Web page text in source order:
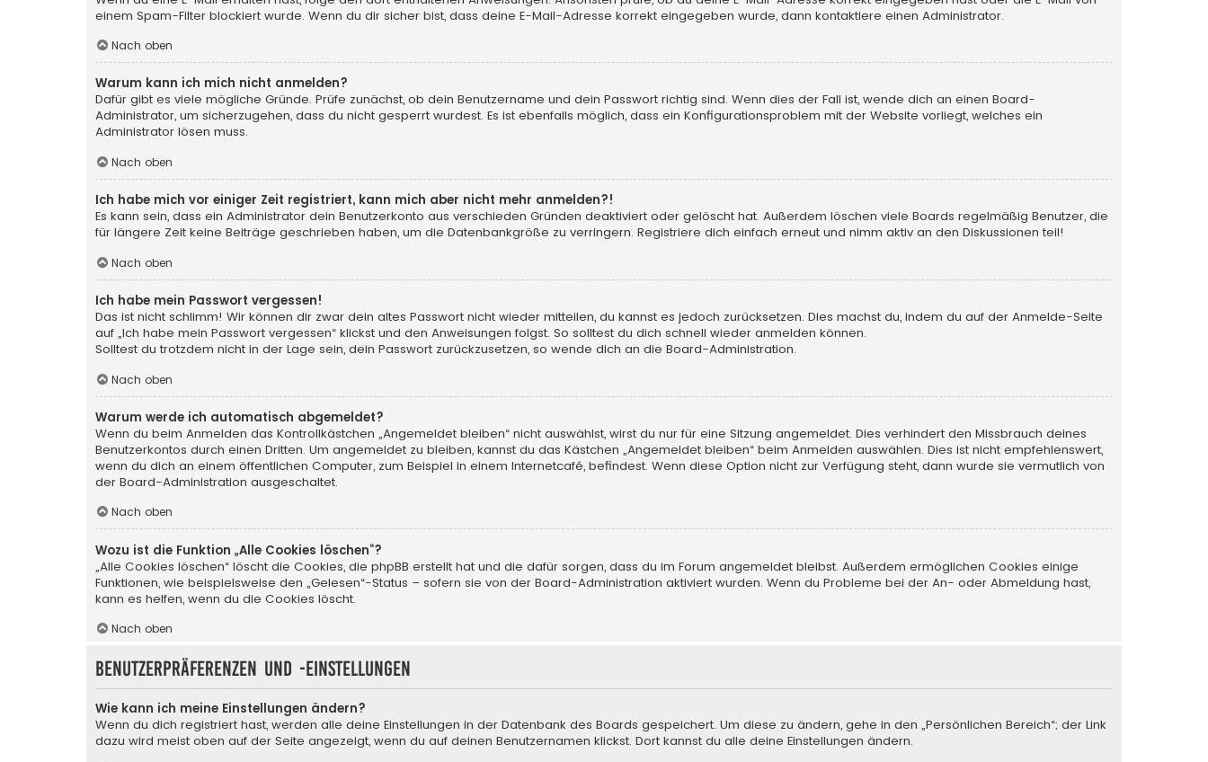
einem Spam-Filter blockiert wurde. Wenn du dir sicher bist, dass deine E-Mail-Adresse korrekt eingegeben wurde, dann kontaktiere einen Administrator.
Nach oben
Warum kann ich mich nicht anmelden?
Dafür gibt es viele mögliche Gründe. Prüfe zunächst, ob dein Benutzername und dein Passwort richtig sind. Wenn dies der Fall ist, wende dich an einen Board-
Administrator, um sicherzugehen, dass du nicht gesperrt wurdest. Es ist ebenfalls möglich, dass ein Konfigurationsproblem mit der Website vorliegt, welches ein
Administrator lösen muss.
Nach oben
Ich habe mich vor einiger Zeit registriert, kann mich aber nicht mehr anmelden?!
Es kann sein, dass ein Administrator dein Benutzerkonto aus verschieden Gründen deaktiviert oder gelöscht hat. Außerdem löschen viele Boards regelmäßig Benutzer, die
für längere Zeit keine Beiträge geschrieben haben, um die Datenbankgröße zu verringern. Registriere dich einfach erneut und nimm aktiv an den Diskussionen teil!
Nach oben
Ich habe mein Passwort vergessen!
Das ist nicht schlimm! Wir können dir zwar dein altes Passwort nicht wieder mitteilen, du kannst es jedoch zurücksetzen. Dies machst du, indem du auf der Anmelde-Seite
auf „Ich habe mein Passwort vergessen“ klickst und den Anweisungen folgst. So solltest du dich schnell wieder anmelden können.
Solltest du trotzdem nicht in der Lage sein, dein Passwort zurückzusetzen, so wende dich an die Board-Administration.
Nach oben
Warum werde ich automatisch abgemeldet?
Wenn du beim Anmelden das Kontrollkästchen „Angemeldet bleiben“ nicht auswählst, wirst du nur für eine Sitzung angemeldet. Dies verhindert den Missbrauch deines
Benutzerkontos durch einen Dritten. Um angemeldet zu bleiben, kannst du das Kästchen „Angemeldet bleiben“ beim Anmelden auswählen. Dies ist nicht empfehlenswert,
wenn du dich an einem öffentlichen Computer, zum Beispiel in einem Internetcafé, befindest. Wenn diese Option nicht zur Verfügung steht, dann wurde sie vermutlich von
der Board-Administration ausgeschaltet.
Nach oben
Wozu ist die Funktion „Alle Cookies löschen“?
„Alle Cookies löschen“ löscht die Cookies, die phpBB erstellt hat und die dafür sorgen, dass du im Forum angemeldet bleibst. Außerdem ermöglichen Cookies einige
Funktionen, wie beispielsweise den „Gelesen“-Status – sofern sie von der Board-Administration aktiviert wurden. Wenn du Probleme bei der An- oder Abmeldung hast,
kann es helfen, wenn du die Cookies löscht.
Nach oben
Benutzerpräferenzen und -einstellungen
Wie kann ich meine Einstellungen ändern?
Wenn du dich registriert hast, werden alle deine Einstellungen in der Datenbank des Boards gespeichert. Um diese zu ändern, gehe in den „Persönlichen Bereich“; der Link
dazu wird meist oben auf der Seite angezeigt, wenn du auf deinen Benutzernamen klickst. Dort kannst du alle deine Einstellungen ändern.